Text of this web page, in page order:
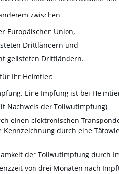
zwischen
Europäischen Union,
Drittländern und
gelisteten Drittländern.
Ihr Heimtier:
Eine Impfung ist bei
Nachweis der Tollwutimpfung)
einen elektronischen
Kennzeichnung durch eine
der Tollwutimpfung durch
von drei Monaten nach